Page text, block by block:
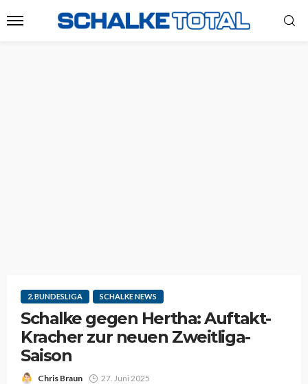
2. BUNDESLIGA SCHALKE NEWS
Schalke gegen Hertha: Auftakt-
Kracher zur neuen Zweitliga-
Saison
Chris Braun 27. Juni 2025